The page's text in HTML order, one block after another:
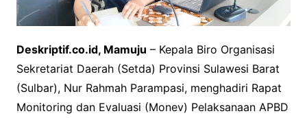
Deskriptif.co.id, Mamuju – Kepala Biro Organisasi
Sekretariat Daerah (Setda) Provinsi Sulawesi Barat
(Sulbar), Nur Rahmah Parampasi, menghadiri Rapat
Monitoring dan Evaluasi (Monev) Pelaksanaan APBD